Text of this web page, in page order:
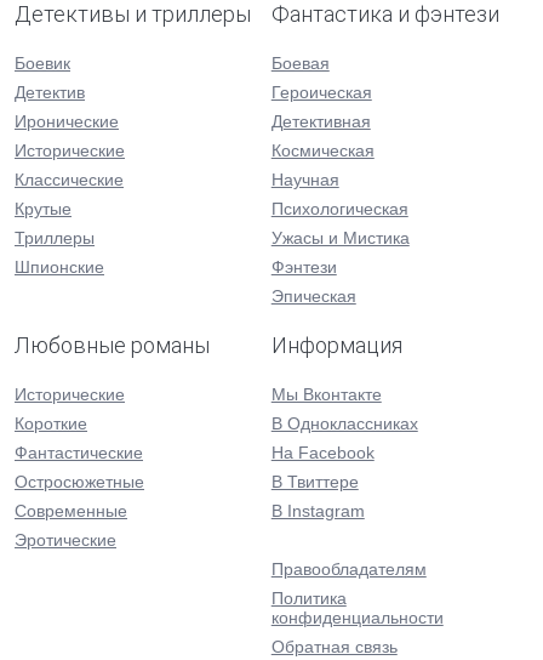
Детективы и триллеры
Боевик
Детектив
Иронические
Исторические
Классические
Крутые
Триллеры
Шпионские
Фантастика и фэнтези
Боевая
Героическая
Детективная
Космическая
Научная
Психологическая
Ужасы и Мистика
Фэнтези
Эпическая
Любовные романы
Исторические
Короткие
Фантастические
Остросюжетные
Современные
Эротические
Информация
Мы Вконтакте
В Одноклассниках
На Facebook
В Твиттере
В Instagram
Правообладателям
Политика
конфиденциальности
Обратная связь